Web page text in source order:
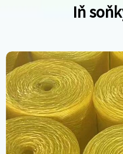
Iň